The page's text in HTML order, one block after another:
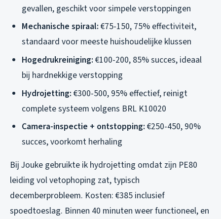
gevallen, geschikt voor simpele verstoppingen
Mechanische spiraal: €75-150, 75% effectiviteit,
standaard voor meeste huishoudelijke klussen
Hogedrukreiniging: €100-200, 85% succes, ideaal
bij hardnekkige verstopping
Hydrojetting: €300-500, 95% effectief, reinigt
complete systeem volgens BRL K10020
Camera-inspectie + ontstopping: €250-450, 90%
succes, voorkomt herhaling
Bij Jouke gebruikte ik hydrojetting omdat zijn PE80
leiding vol vetophoping zat, typisch
decemberprobleem. Kosten: €385 inclusief
spoedtoeslag. Binnen 40 minuten weer functioneel, en